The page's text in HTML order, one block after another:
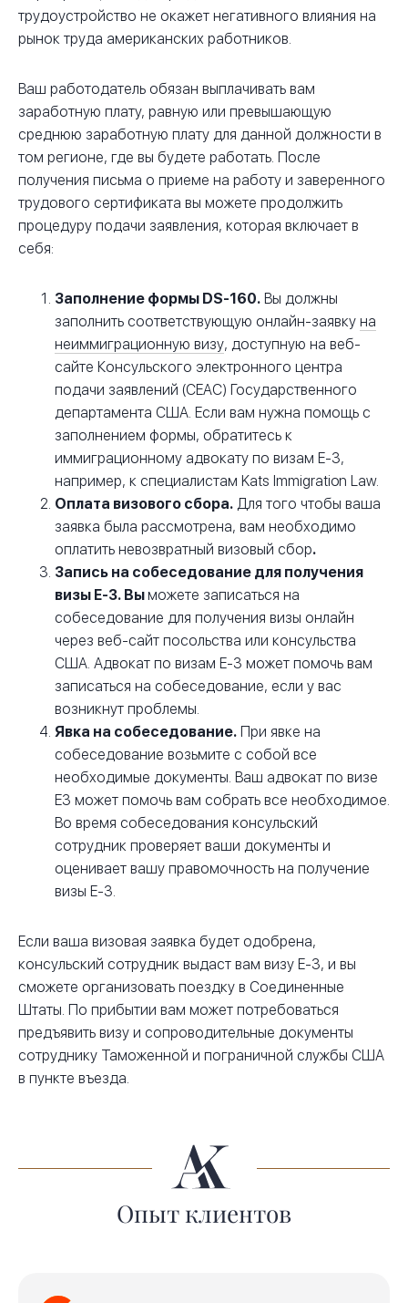
трудоустройство не окажет негативного влияния на
рынок труда американских работников.
Ваш работодатель обязан выплачивать вам
заработную плату, равную или превышающую
среднюю заработную плату для данной должности в
том регионе, где вы будете работать. После
получения письма о приеме на работу и заверенного
трудового сертификата вы можете продолжить
процедуру подачи заявления, которая включает в
себя:
Заполнение формы DS-160. Вы должны
заполнить соответствующую онлайн-заявку на
неиммиграционную визу, доступную на веб-
сайте Консульского электронного центра
подачи заявлений (CEAC) Государственного
департамента США. Если вам нужна помощь с
заполнением формы, обратитесь к
иммиграционному адвокату по визам E-3,
например, к специалистам Kats Immigration Law.
Оплата визового сбора. Для того чтобы ваша
заявка была рассмотрена, вам необходимо
оплатить невозвратный визовый сбор.
Запись на собеседование для получения
визы E-3. Выможете записаться на
собеседование для получения визы онлайн
через веб-сайт посольства или консульства
США. Адвокат по визам E-3 может помочь вам
записаться на собеседование, если у вас
возникнут проблемы.
Явка на собеседование. При явке на
собеседование возьмите с собой все
необходимые документы. Ваш адвокат по визе
E3 может помочь вам собрать все необходимое.
Во время собеседования консульский
сотрудник проверяет ваши документы и
оценивает вашу правомочность на получение
визы E-3.
Если ваша визовая заявка будет одобрена,
консульский сотрудник выдаст вам визу E-3, и вы
сможете организовать поездку в Соединенные
Штаты. По прибытии вам может потребоваться
предъявить визу и сопроводительные документы
сотруднику Таможенной и пограничной службы США
в пункте въезда.
Опыт клиентов